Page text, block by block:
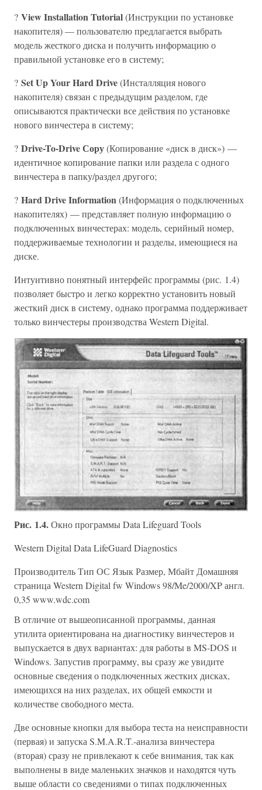
? View Installation Tutorial(Инструкции по установке
накопителя) — пользователю предлагается выбрать
модель жесткого диска и получить информацию о
правильной установке его в систему;
? Set Up Your Hard Drive(Инсталляция нового
накопителя) связан с предыдущим разделом, где
описываются практически все действия по установке
нового винчестера в систему;
? Drive-To-Drive Сору(Копирование «диск в диск») —
идентичное копирование папки или раздела с одного
винчестера в папку/раздел другого;
? Hard Drive Information (Информация о подключенных
накопителях) — представляет полную информацию о
подключенных винчестерах: модель, серийный номер,
поддерживаемые технологии и разделы, имеющиеся на
диске.
Интуитивно понятный интерфейс программы (рис. 1.4)
позволяет быстро и легко корректно установить новый
жесткий диск в систему, однако программа поддерживает
только винчестеры производства Western Digital.
Рис. 1.4.Окно программы Data Lifeguard Tools
Western Digital Data LifeGuard Diagnostics
Производитель Тип ОС Язык Размер, Мбайт Домашняя
страница Western Digital fw Windows 98/Me/2000/XP англ.
0,35 www.wdc.com
В отличие от вышеописанной программы, данная
утилита ориентирована на диагностику винчестеров и
выпускается в двух вариантах: для работы в MS-DOS и
Windows. Запустив программу, вы сразу же увидите
основные сведения о подключенных жестких дисках,
имеющихся на них разделах, их общей емкости и
количестве свободного места.
Две основные кнопки для выбора теста на неисправности
(первая) и запуска S.M.A.R.T.-анализа винчестера
(вторая) сразу не привлекают к себе внимания, так как
выполнены в виде маленьких значков и находятся чуть
выше области со сведениями о типах подключенных